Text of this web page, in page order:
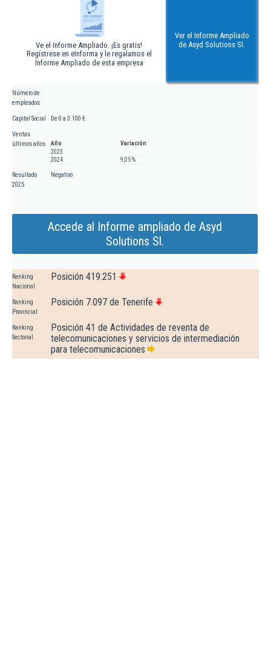
Ve el Informe Ampliado. ¡Es gratis!
Regístrese en eInforma y le regalamos el
Informe Ampliado de esta empresa
Ver el Informe Ampliado
de Asyd Solutions Sl.
Número de
empleados
Capital Social De 0 a 3.100 €
Ventas
últimos años
Año
Variación
2023
2024
9,05 %
Resultado
2025
Negativo
Accede al Informe ampliado de Asyd
Solutions Sl.
Ranking
Nacional
Posición 419.251
Ranking
Provincial
Posición 7.097 de Tenerife
Ranking
Sectorial
Posición 41 de Actividades de reventa de
telecomunicaciones y servicios de intermediación
para telecomunicaciones